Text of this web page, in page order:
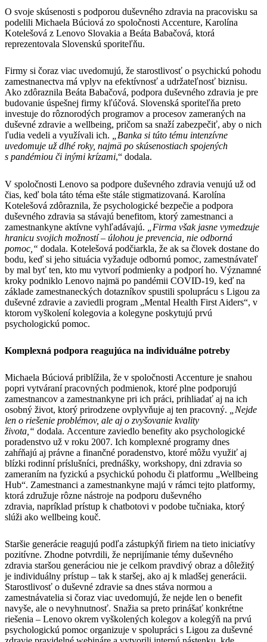
O svoje skúsenosti s podporou duševného zdravia na pracovisku sa
podelili Michaela Búciová zo spoločnosti Accenture, Karolína
Kotelešová z Lenovo Slovakia a Beáta Babačová, ktorá
reprezentovala Slovenskú sporiteľňu.
Firmy si čoraz viac uvedomujú, že starostlivosť o psychickú pohodu
zamestnanectva má vplyv na efektívnosť a udržateľnosť biznisu.
Ako zdôraznila Beáta Babačová, podpora duševného zdravia je pre
budovanie úspešnej firmy kľúčová. Slovenská sporiteľňa preto
investuje do rôznorodých programov a procesov zameraných na
duševné zdravie a wellbeing, pričom sa snaží zabezpečiť, aby o nich
ľudia vedeli a využívali ich.
„Banka si túto tému intenzívne
uvedomuje už dlhé roky, najmä po skúsenostiach spojených
s pandémiou či inými krízami,“ dodala.
V spoločnosti Lenovo sa podpore duševného zdravia venujú už od
čias, keď bola táto téma ešte stále stigmatizovaná. Karolína
Kotelešová zdôraznila, že psychologické bezpečie a podpora
duševného zdravia sa stávajú benefitom, ktorý zamestnanci a
zamestnankyne aktívne vyhľadávajú.
„Firma však jasne vymedzuje
hranicu svojich možností – úlohou je prevencia, nie odborná
pomoc,“ dodala. Kotelešová podčiarkla, že ak sa človek dostane do
bodu, keď si jeho situácia vyžaduje odbornú pomoc, zamestnávateľ
by mal byť ten, kto mu vytvorí podmienky a podporí ho. Významné
kroky podniklo Lenovo najmä po pandémii COVID-19, keď na
základe zamestnaneckých dotazníkov spustili spoluprácu s Ligou za
duševné zdravie a zaviedli program „Mental Health First Aiders“, v
ktorom vyškolení kolegovia a kolegyne poskytujú prvú
psychologickú pomoc.
Komplexná podpora reagujúca na individuálne potreby
Michaela Búciová priblížila, že v spoločnosti Accenture je snahou
popri vytváraní pracovných podmienok, ktoré plne podporujú
zamestnancov a zamestnankyne pri ich práci, prihliadať aj na ich
osobný život, ktorý prirodzene ovplyvňuje aj ten pracovný.
„Nejde
len o riešenie problémov, ale aj o zvyšovanie kvality
života,“ dodala. Accenture zaviedlo benefity ako psychologické
poradenstvo už v roku 2007. Ich komplexné programy dnes
zahŕňajú aj právne a finančné poradenstvo, ktoré môžu využiť aj
blízki rodinní príslušníci, prednášky, workshopy, dni zdravia so
zameraním na fyzickú a psychickú pohodu či platformu „Wellbeing
Hub“. Zamestnanci a zamestnankyne majú v rámci tejto platformy,
ktorá združuje rôzne nástroje na podporu duševného
zdravia, napríklad prístup k chatbotovi v podobe tučniaka, ktorý
slúži ako wellbeing kouč.
Staršie generácie reagujú podľa zástupkýň firiem na tieto iniciatívy
pozitívne. Zhodne potvrdili, že neprijímanie témy duševného
zdravia staršou generáciou nie je celkom pravdivý obraz a dôležitý
je individuálny prístup – tak k staršej, ako aj k mladšej generácii.
Starostlivosť o duševné zdravie sa dnes stáva normou a
zamestnávatelia si čoraz viac uvedomujú, že nejde len o benefit
navyše, ale o nevyhnutnosť. Snažia sa preto prinášať konkrétne
riešenia – Lenovo okrem vyškolených kolegov a kolegýň na prvú
psychologickú pomoc organizuje v spolupráci s Ligou za duševné